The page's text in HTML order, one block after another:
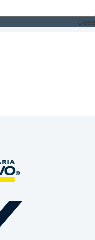
Close